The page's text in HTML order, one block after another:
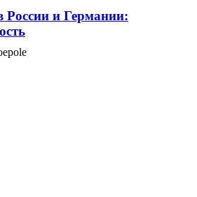
России и Германии: